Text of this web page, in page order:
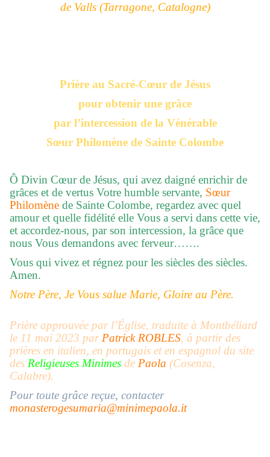
de Valls(Tarragone, Catalogne)
Prière au Sacré-Cœur de Jésus
pour obtenir une grâce
par l’intercession de la Vénérable
Sœur Philomène de Sainte Colombe
Ô Divin Cœur de Jésus, qui avez daigné enrichir de
grâces et de vertus Votre humble servante, Sœur
Philomène de Sainte Colombe, regardez avec quel
amour et quelle fidélité elle Vous a servi dans cette vie,
et accordez-nous, par son intercession, la grâce que
nous Vous demandons avec ferveur…….
Vous qui vivez et régnez pour les siècles des siècles.
Amen.
Notre Père, Je Vous salue Marie, Gloire au Père.
Prière approuvée par l’Église, traduite à Montbéliard
le 11 mai 2023 par Patrick ROBLES, à partir des
prières en italien, en portugais et en espagnol du site
des Religieuses Minimes de Paola (Cosenza,
Calabre).
Pour toute grâce reçue, contacter
monasterogesumaria@minimepaola.it